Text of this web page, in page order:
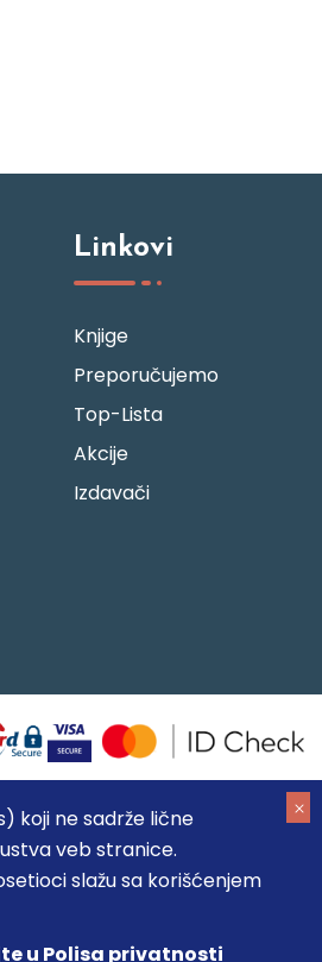
koji ne sadrže lične
veb stranice.
slažu sa korišćenjem
u Polisa privatnosti
Linkovi
Knjige
Preporučujemo
Top-Lista
Akcije
Izdavači
ali ne možemo garantovati da su
trenutku.